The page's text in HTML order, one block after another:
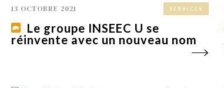
13 OCTOBRE 2021 SERVICES
Le groupe INSEEC U se
réinvente avec un nouveau nom